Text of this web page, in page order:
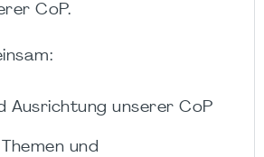
CoP.
Ausrichtung unserer CoP
und